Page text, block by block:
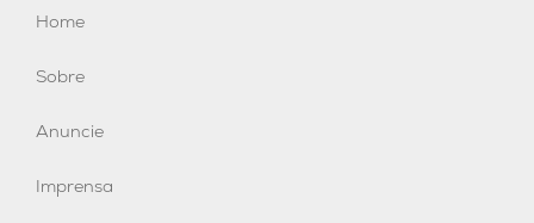
Home
Sobre
Anuncie
Imprensa